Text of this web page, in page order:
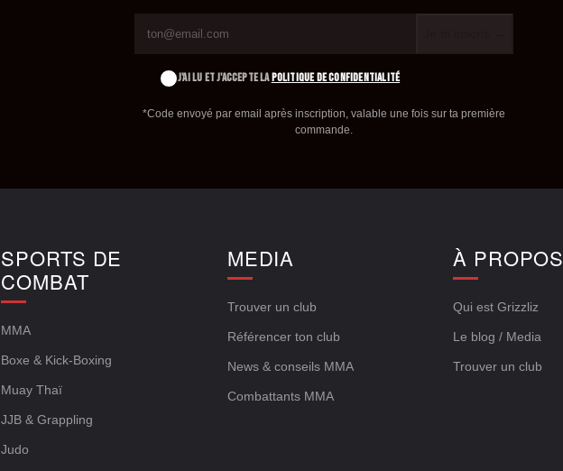
J'AI LU ET J'ACCEPTE LAPOLITIQUE DE CONFIDENTIALITÉ
*Code envoyé par email après inscription, valable une fois sur ta première
commande.
SPORTS DE
COMBAT
MMA
Boxe & Kick-Boxing
Muay Thaï
JJB & Grappling
Judo
MEDIA
Trouver un club
Référencer ton club
News & conseils MMA
Combattants MMA
À PROPOS
Qui est Grizzliz
Le blog / Media
Trouver un club